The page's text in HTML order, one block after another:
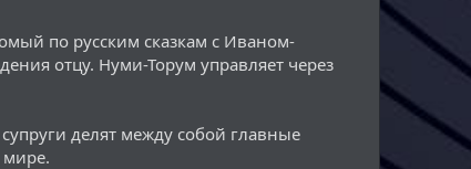
по русским сказкам с Иваном-
отцу. Нуми-Торум управляет через
делят между собой главные
мире.